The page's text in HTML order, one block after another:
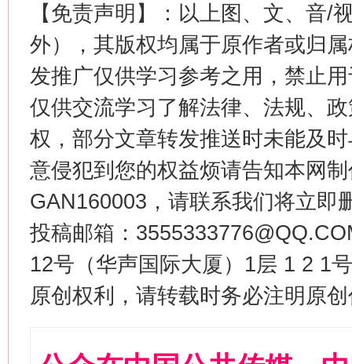
【免责声明】：以上图、文、音/
外），其版权均属于原作者或归
发推广仅供学习参考之用，禁止
仅供交流学习了解法律、法规、
权，部分文章转发推送时未能及
意侵犯到您的权益烦请告知本网
GAN160003，请联系我们将立即
投稿邮箱：
12号（华声国际大厦）1层 1 2 1
原创权利，请转载时务必注明原